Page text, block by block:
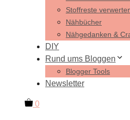
Stoffreste
Nähbücher
Nähgedanken &
DIY
Rund ums Bloggen
Blogger Tools
Newsletter
0